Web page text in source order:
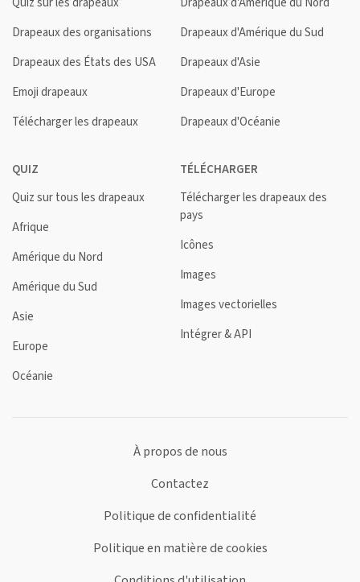
Drapeaux des organisations
Drapeaux des États des USA
Emoji drapeaux
Télécharger les drapeaux
Drapeaux d'Amérique du Sud
Drapeaux d'Asie
Drapeaux d'Europe
Drapeaux d'Océanie
QUIZ
Quiz sur tous les drapeaux
Afrique
Amérique du Nord
Amérique du Sud
Asie
Europe
Océanie
TÉLÉCHARGER
Télécharger les drapeaux des
pays
Icônes
Images
Images vectorielles
Intégrer & API
À propos de nous
Contactez
Politique de confidentialité
Politique en matière de cookies